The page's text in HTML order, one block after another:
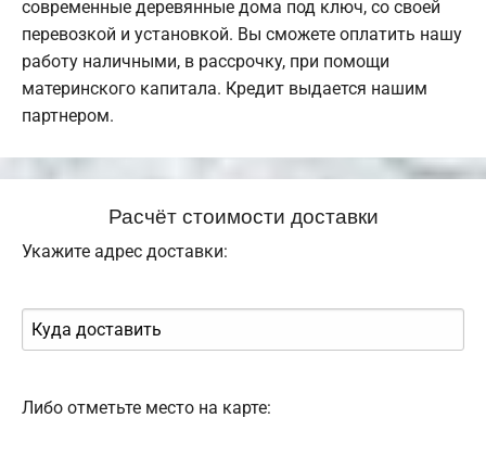
современные деревянные дома под ключ, со своей
перевозкой и установкой. Вы сможете оплатить нашу
работу наличными, в рассрочку, при помощи
материнского капитала. Кредит выдается нашим
партнером.
Расчёт стоимости доставки
Укажите адрес доставки:
Либо отметьте место на карте: